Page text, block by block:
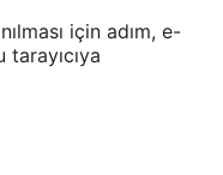
için adım, e-